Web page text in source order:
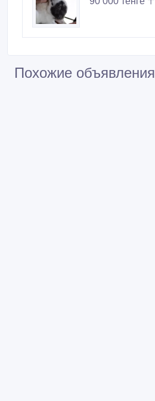
Похожие объявления